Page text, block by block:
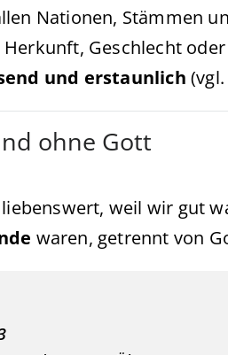
Nationen, Stämmen
Geschlecht
und erstaunlich
ohne Gott
weil wir gut
waren, getrennt von